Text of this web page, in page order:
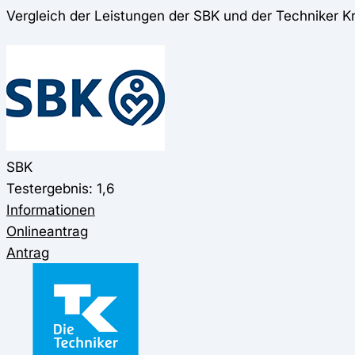
Vergleich der Leistungen der SBK und der Techniker
SBK
Testergebnis: 1,6
Informationen
Onlineantrag
Antrag